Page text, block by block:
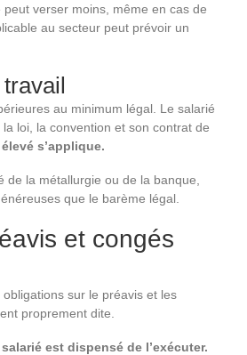
verser moins, même en cas de
au secteur peut prévoir un
au minimum légal. Le salarié
loi, la convention et son contrat de
s’applique.
la métallurgie ou de la banque,
que le barème légal.
et congés
sur le préavis et les
proprement dite.
est dispensé de l’exécuter.